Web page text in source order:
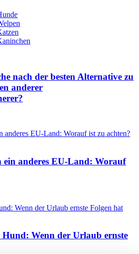
nach der besten Alternative zu
anderer
ein anderes EU-Land: Worauf
Hund: Wenn der Urlaub ernste